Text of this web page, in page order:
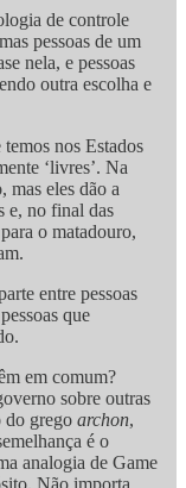
de controle
pessoas de um
nela, e pessoas
outra escolha e
nos Estados
‘livres’. Na
mas eles dão a
e, no final das
o matadouro,
entre pessoas
que
em comum?
sobre outras
do grego archon,
é o
analogia de Game
Não importa